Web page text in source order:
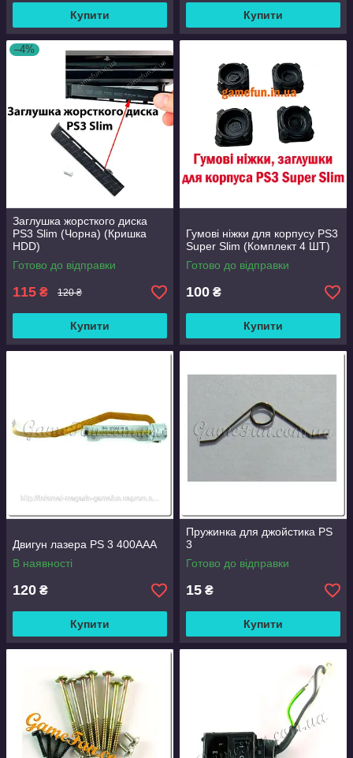
Купити Купити
–4%
Заглушка жорсткого диска
PS3 Slim (Чорна) (Кришка
HDD)
Готово до відправки
115 ₴ 120 ₴
Купити
Гумові ніжки для корпусу PS3
Super Slim (Комплект 4 ШТ)
Готово до відправки
100 ₴
Купити
Двигун лазера PS 3 400AAA
В наявності
120 ₴
Купити
Пружинка для джойстика PS
3
Готово до відправки
15 ₴
Купити